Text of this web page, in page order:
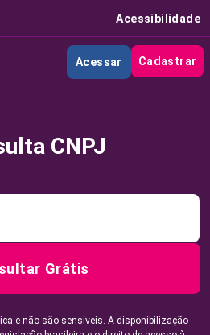
Acessibilidade
Acessar Cadastrar
CNPJ
Grátis
e não são sensíveis. A disponibilização